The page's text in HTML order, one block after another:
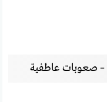
– صعوبات عاطفية